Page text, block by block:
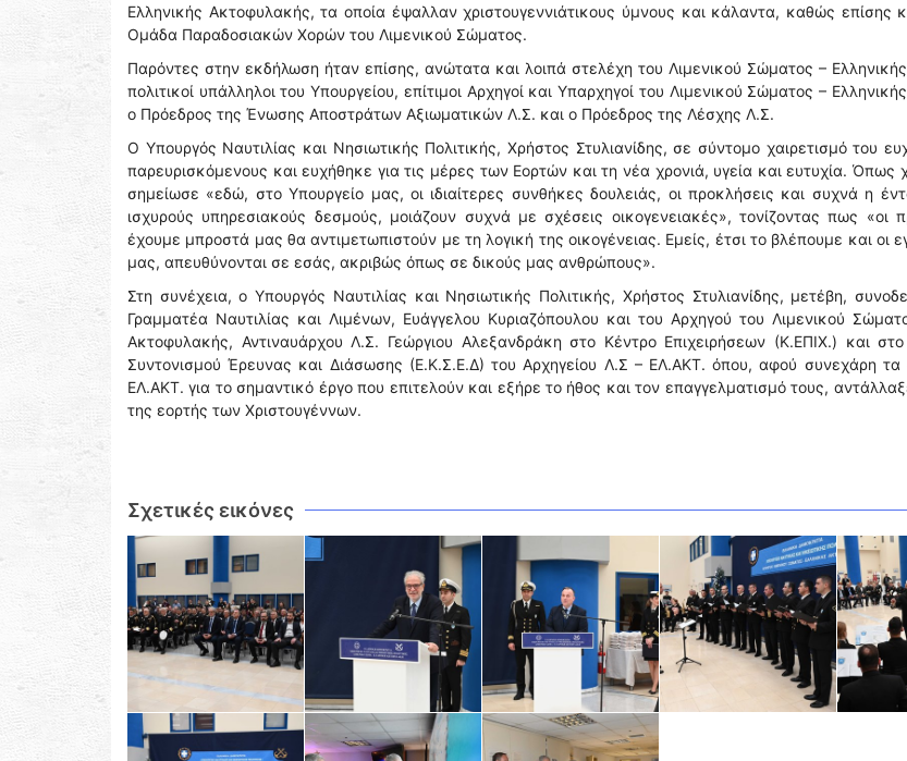
Ελληνικής Ακτοφυλακής, τα οποία έψαλλαν χριστουγεννιάτικους ύμνους και κάλαντα, καθώς επίσης
Ομάδα Παραδοσιακών Χορών του Λιμενικού Σώματος.
Παρόντες στην εκδήλωση ήταν επίσης, ανώτατα και λοιπά στελέχη του Λιμενικού Σώματος –
πολιτικοί υπάλληλοι του Υπουργείου, επίτιμοι Αρχηγοί και Υπαρχηγοί του Λιμενικού Σώματος –
ο Πρόεδρος της Ένωσης Αποστράτων Αξιωματικών Λ.Σ. και ο Πρόεδρος της Λέσχης Λ.Σ.
Ο Υπουργός Ναυτιλίας και Νησιωτικής Πολιτικής, Χρήστος Στυλιανίδης, σε σύντομο χαιρετισμό του
παρευρισκόμενους και ευχήθηκε για τις μέρες των Εορτών και τη νέα χρονιά, υγεία και ευτυχία. Όπως
σημείωσε «εδώ, στο Υπουργείο μας, οι ιδιαίτερες συνθήκες δουλειάς, οι προκλήσεις και συχνά η
ισχυρούς υπηρεσιακούς δεσμούς, μοιάζουν συχνά με σχέσεις οικογενειακές», τονίζοντας πως «οι
έχουμε μπροστά μας θα αντιμετωπιστούν με τη λογική της οικογένειας. Εμείς, έτσι το βλέπουμε και οι
μας, απευθύνονται σε εσάς, ακριβώς όπως σε δικούς μας ανθρώπους».
Στη συνέχεια, ο Υπουργός Ναυτιλίας και Νησιωτικής Πολιτικής, Χρήστος Στυλιανίδης, μετέβη,
Γραμματέα Ναυτιλίας και Λιμένων, Ευάγγελου Κυριαζόπουλου και του Αρχηγού του Λιμενικού
Ακτοφυλακής, Αντιναυάρχου Λ.Σ. Γεώργιου Αλεξανδράκη στο Κέντρο Επιχειρήσεων (Κ.ΕΠΙΧ.) και στο
Συντονισμού Έρευνας και Διάσωσης (Ε.Κ.Σ.Ε.Δ) του Αρχηγείου Λ.Σ – ΕΛ.ΑΚΤ. όπου, αφού συνεχάρη
ΕΛ.ΑΚΤ. για το σημαντικό έργο που επιτελούν και εξήρε το ήθος και τον επαγγελματισμό τους,
της εορτής των Χριστουγέννων.
Σχετικές εικόνες